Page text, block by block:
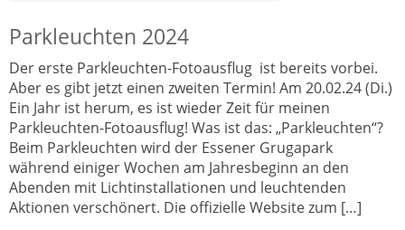
Parkleuchten 2024
Der erste Parkleuchten-Fotoausflug ist bereits vorbei.
Aber es gibt jetzt einen zweiten Termin! Am 20.02.24 (Di.)
Ein Jahr ist herum, es ist wieder Zeit für meinen
Parkleuchten-Fotoausflug! Was ist das: „Parkleuchten“?
Beim Parkleuchten wird der Essener Grugapark
während einiger Wochen am Jahresbeginn an den
Abenden mit Lichtinstallationen und leuchtenden
Aktionen verschönert. Die offizielle Website zum […]